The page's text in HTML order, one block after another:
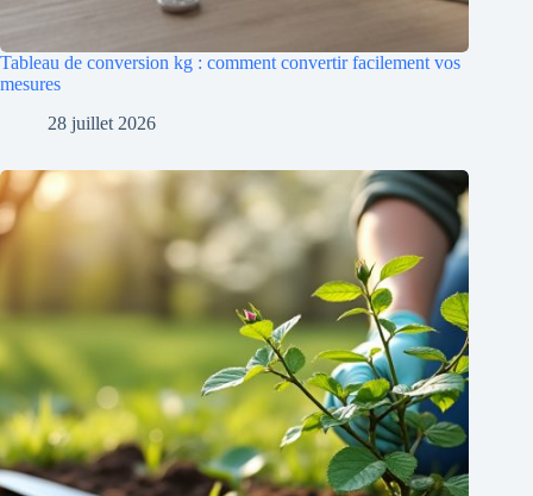
Tableau de conversion kg : comment convertir facilement vos
mesures
28 juillet 2026